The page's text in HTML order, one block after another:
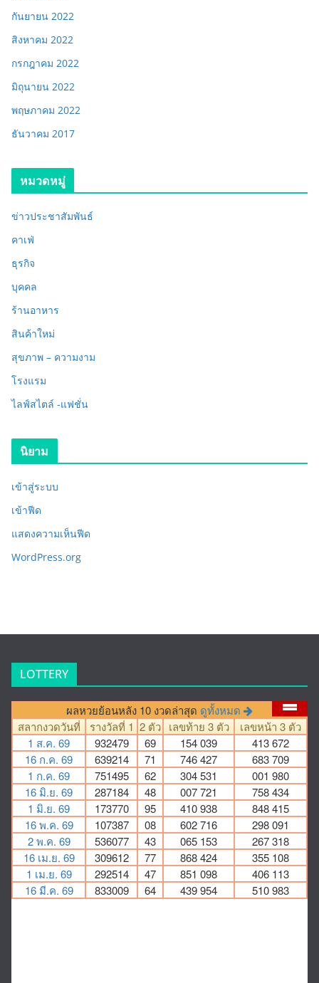
กันยายน 2022
สิงหาคม 2022
กรกฎาคม 2022
มิถุนายน 2022
พฤษภาคม 2022
ธันวาคม 2017
หมวดหมู่
ข่าวประชาสัมพันธ์
คาเฟ่
ธุรกิจ
บุคคล
ร้านอาหาร
สินค้าใหม่
สุขภาพ – ความงาม
โรงแรม
ไลฟ์สไตล์ -แฟชั่น
นิยาม
เข้าสู่ระบบ
เข้าฟีด
แสดงความเห็นฟีด
WordPress.org
LOTTERY